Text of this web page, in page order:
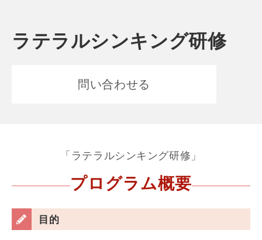
ラテラルシンキング研修
問い合わせる
「ラテラルシンキング研修」
プログラム概要
目的